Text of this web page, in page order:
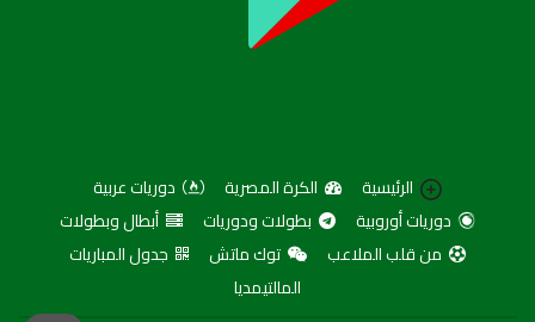
الرئيسية الكرة المصرية
دوريات عربية
دوريات أوروبية
بطولات ودوريات
أبطال وبطولات
من قلب الملاعب
توك ماتش
جدول المباريات
المالتيمديا